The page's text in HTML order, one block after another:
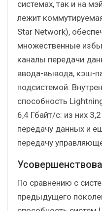
системах, так и на
лежит
Star Network),
множественные
каналы передачи
ввода-вывода, кэш-
подсистемой.
способность
6,4 Гбайт/с: из них
передачу данных и
передачу
По сравнению с
предыдущего